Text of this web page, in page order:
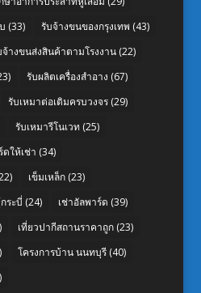
(33) รับจ้างขนของกรุงเทพ (43)
จ้างขนส่งสินค้าตามโรงงาน(22)
รับผลิตเครื่องสำอาง (67)
รับเหมาต่อเติมครบวงจร(29)
รับเหมารีโนเวท (25)
ดให้เช่า (34)
เข็มเหล็ก(23)
ระบี่ (24) เช่าอัลพาร์ด (39)
เที่ยวปากีสถานราคาถูก(23)
โครงการบ้าน นนทบุรี(40)